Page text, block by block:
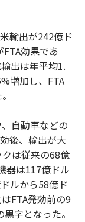
輸出が242億ド
効果であ
出は年平均1.
増加し、FTA
自動車などの
後、輸出が大
は従来の68億
器は117億ドル
ルから58億ド
FTA発効前の9
字となった。